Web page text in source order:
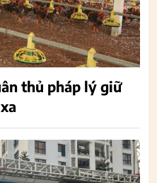
thủ pháp lý giữ